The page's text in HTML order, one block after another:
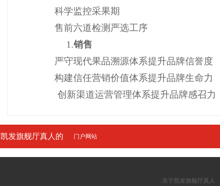
科学监控采果期
售前六道检测严选工序
1.销售
严守现代果品溯源体系提升品牌信誉度
构建信任营销价值体系提升品牌生命力
创新渠道运营管理体系提升品牌感召力
凯发旗舰厅真人的
友情链接
门户网站
关于凯发旗舰厅真人